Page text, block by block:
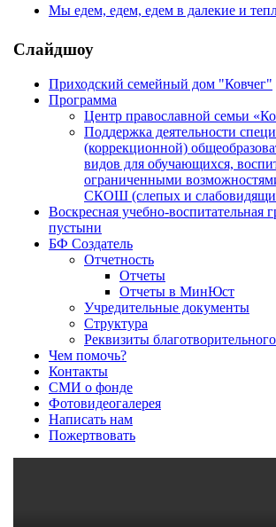
Мы едем, едем, едем в далекие и
Слайдшоу
Приходский семейный дом "Ковчег"
Программа
Центр православной семьи
Поддержка деятельности
(коррекционной)
видов для обучающихся,
ограниченными
СКОШ (слепых и
Воскресная учебно-воспитательная
пустыни
БФ Создатель
Отчетность
Отчеты
Отчеты в МинЮст
Учредительные документы
Структура
Реквизиты
Чем помочь?
Контакты
СМИ о фонде
Фотовидеогалерея
Написать нам
Пожертвовать